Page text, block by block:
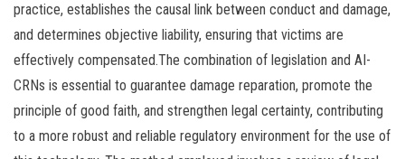
practice, establishes the causal link between conduct and damage,
and determines objective liability, ensuring that victims are
effectively compensated.The combination of legislation and AI-
CRNs is essential to guarantee damage reparation, promote the
principle of good faith, and strengthen legal certainty, contributing
to a more robust and reliable regulatory environment for the use of